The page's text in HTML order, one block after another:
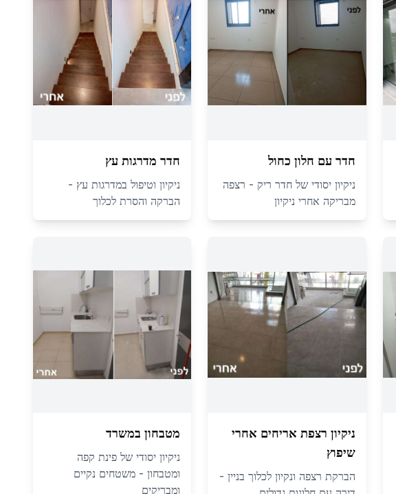
חדר עם חלון כחול
ניקיון יסודי של חדר ריק - רצפה
מבריקה אחרי ניקיון
חדר מדרגות עץ
ניקיון וטיפול במדרגות עץ -
הברקה והסרת לכלוך
ניקיון רצפת אריחים אחרי
שיפוץ
הברקת רצפה ונקיון לכלוך בניין -
מטבחון במשרד
ניקיון יסודי של פינת קפה
ומטבחון - משטחים נקיים
ומבריקים